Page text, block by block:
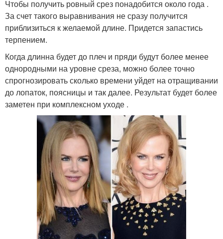
Чтобы получить ровный срез понадобится около года .
За счет такого выравнивания не сразу получится
приблизиться к желаемой длине. Придется запастись
терпением.
Когда длинна будет до плеч и пряди будут более менее
однородными на уровне среза, можно более точно
спрогнозировать сколько времени уйдет на отращивании
до лопаток, поясницы и так далее. Результат будет более
заметен при комплексном уходе .